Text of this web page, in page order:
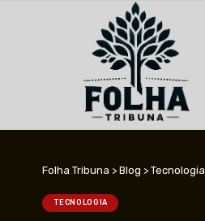
Folha Tribuna > Blog > Tecnologia
TECNOLOGIA